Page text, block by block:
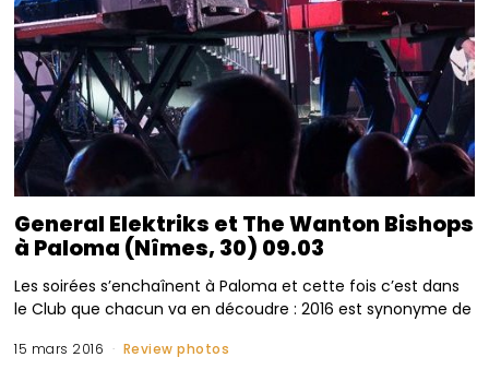
General Elektriks et The Wanton Bishops
à Paloma (Nîmes, 30) 09.03
Les soirées s’enchaînent à Paloma et cette fois c’est dans
le Club que chacun va en découdre : 2016 est synonyme de
15 mars 2016 Review photos